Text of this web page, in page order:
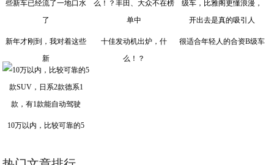
新年才刚到，我对着这些
新
十佳发动机出炉，什
么！？
很适合年轻人的合资B级车
10万以内，比较可靠的5